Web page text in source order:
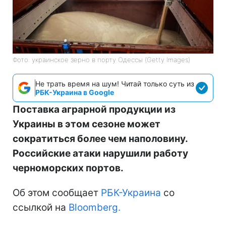
Фото: украинское зерно в порту Одессы (Getty Images)
Не трать время на шум! Читай только суть из
РБК-Украина в Google
Поставка аграрной продукции из
Украины в этом сезоне может
сократиться более чем наполовину.
Российские атаки нарушили работу
черноморских портов.
Об этом сообщает РБК-Украина со
ссылкой на Bloomberg.